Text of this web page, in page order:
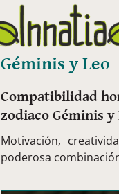
Géminis y Leo
Compatibilidad
zodiaco Géminis y
Motivación,
poderosa